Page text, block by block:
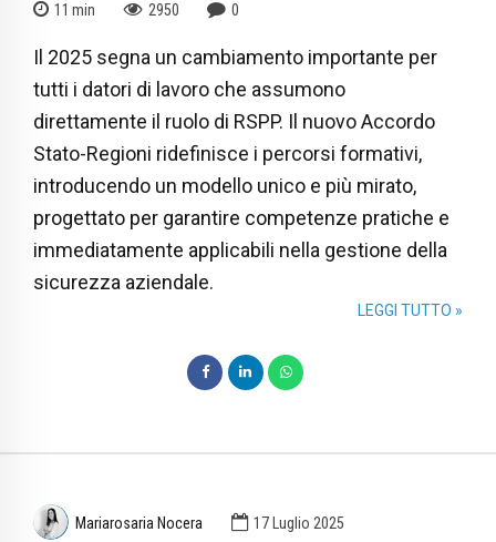
11 min 2950 0
Il 2025 segna un cambiamento importante per
tutti i datori di lavoro che assumono
direttamente il ruolo di RSPP. Il nuovo Accordo
Stato-Regioni ridefinisce i percorsi formativi,
introducendo un modello unico e più mirato,
progettato per garantire competenze pratiche e
immediatamente applicabili nella gestione della
sicurezza aziendale.
LEGGI TUTTO »
Mariarosaria Nocera 17 Luglio 2025